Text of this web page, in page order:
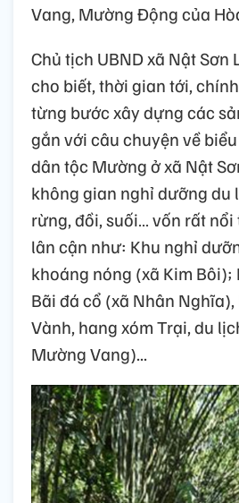
Vang, Mường Động của
Chủ tịch UBND xã Nật Sơn
cho biết, thời gian tới,
từng bước xây dựng các
gắn với câu chuyện về
dân tộc Mường ở xã Nật
không gian nghỉ dưỡng du
rừng, đồi, suối… vốn rất nổi
lân cận như: Khu nghỉ
khoáng nóng (xã Kim Bôi);
Bãi đá cổ (xã Nhân
Vành, hang xóm Trại, du
Mường Vang)...